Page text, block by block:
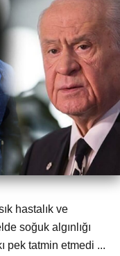
hastalık ve
soğuk algınlığı
pek tatmin etmedi ...